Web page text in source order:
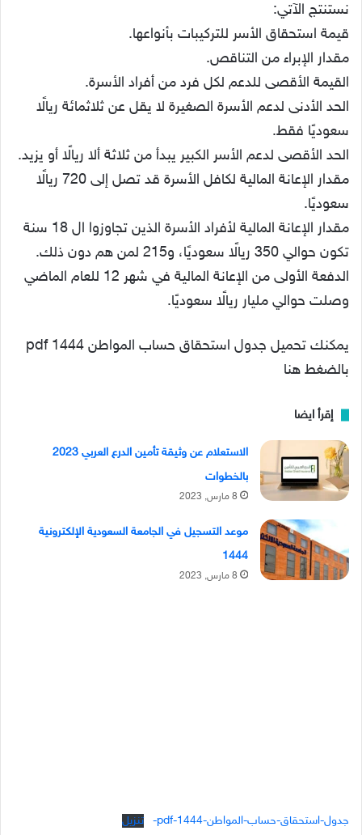
نستنتج الآتي:
قيمة استحقاق الأسر للتركيبات بأنواعها.
مقدار الإبراء من التناقص.
القيمة الأقصى للدعم لكل فرد من أفراد الأسرة.
الحد الأدنى لدعم الأسرة الصغيرة لا يقل عن ثلاثمائة ريالًا
سعوديًا فقط.
الحد الأقصى لدعم الأسر الكبير يبدأ من ثلاثة ألا ريالًا أو يزيد.
مقدار الإعانة المالية لكافل الأسرة قد تصل إلى 720 ريالًا
سعوديًا.
مقدار الإعانة المالية لأفراد الأسرة الذين تجاوزوا ال 18 سنة
تكون حوالي 350 ريالًا سعوديًا، و215 لمن هم دون ذلك.
الدفعة الأولى من الإعانة المالية في شهر 12 للعام الماضي
وصلت حوالي مليار ريالًا سعوديًا.
يمكنك تحميل جدول استحقاق حساب المواطن 1444 pdf
بالضغط هنا
إقرأ ايضا
الاستعلام عن وثيقة تأمين الدرع العربي 2023
بالخطوات
8 مارس, 2023
موعد التسجيل في الجامعة السعودية الإلكترونية
1444
8 مارس, 2023
جدول-استحقاق-حساب-المواطن-1444-pdf- تنزيل